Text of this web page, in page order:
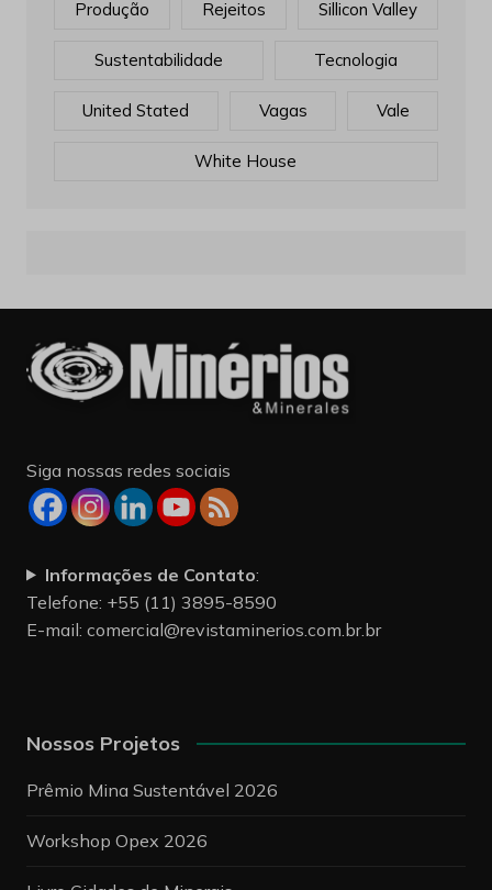
Produção Rejeitos Sillicon Valley
Sustentabilidade Tecnologia
United Stated Vagas Vale
White House
Siga nossas redes sociais
Informações de Contato:
Telefone: +55 (11) 3895-8590
E-mail: comercial@revistaminerios.com.br.br
Nossos Projetos
Prêmio Mina Sustentável 2026
Workshop Opex 2026